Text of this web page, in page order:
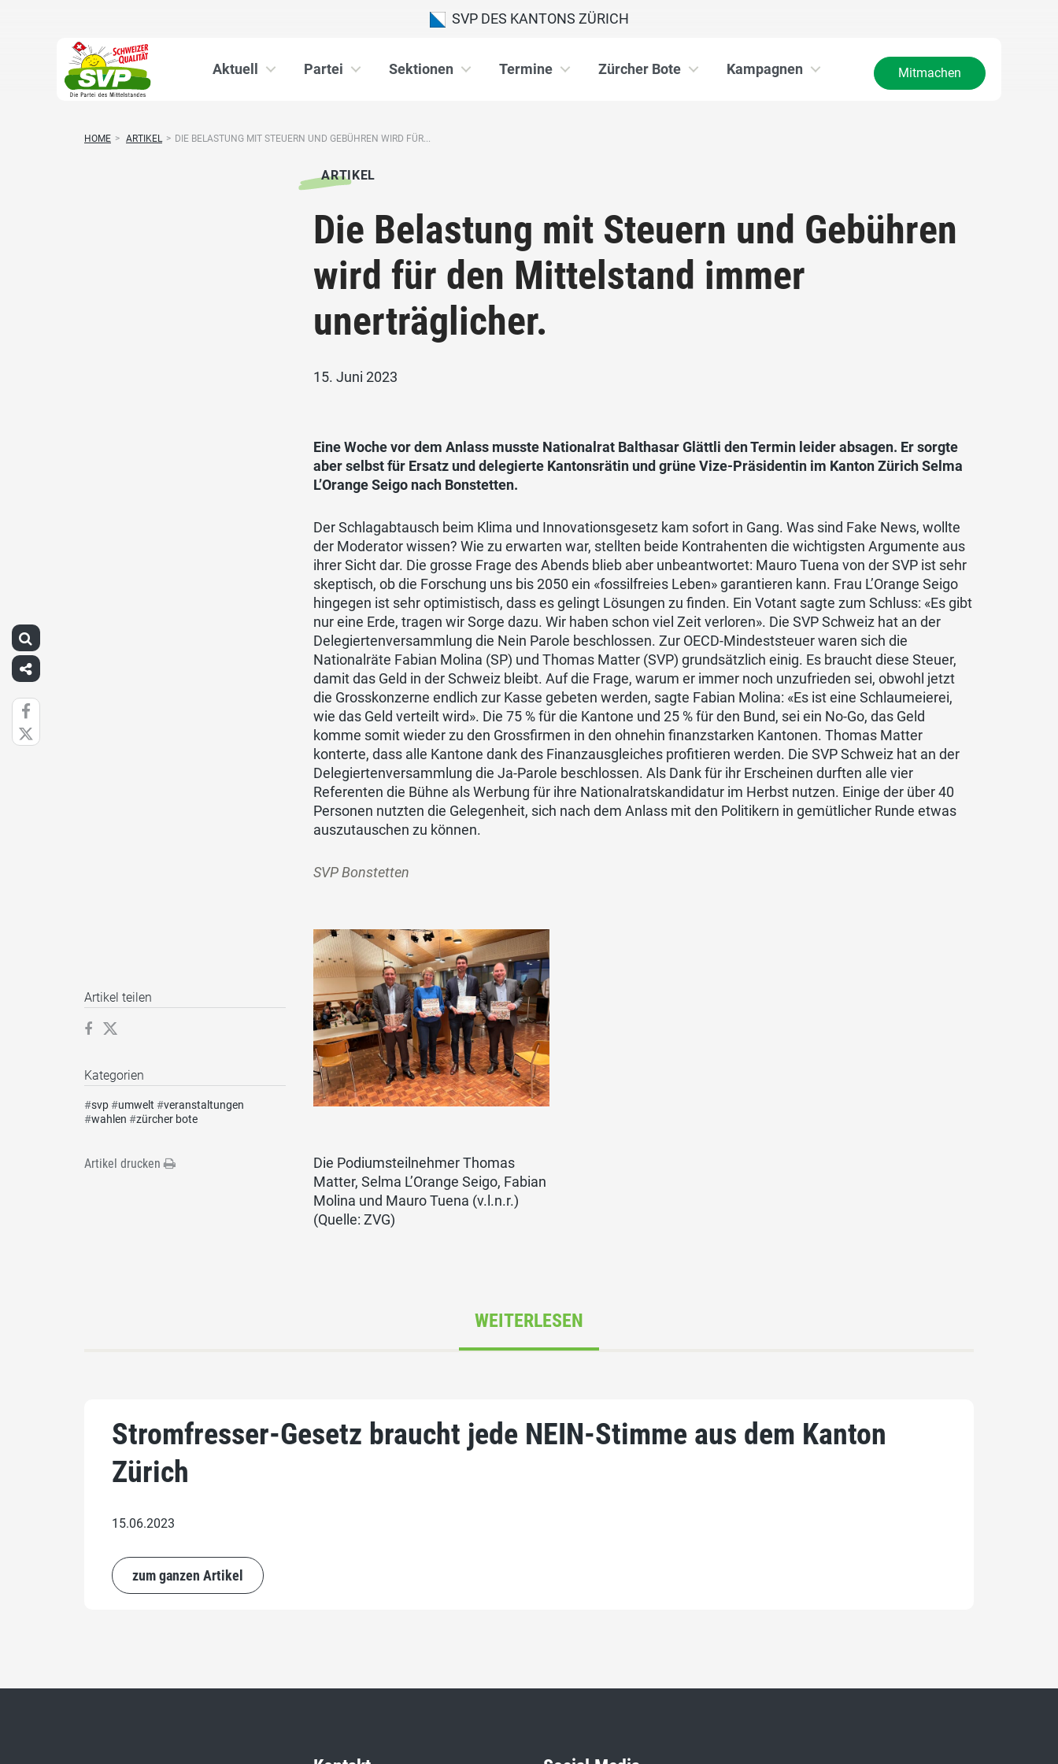
SVP DES KANTONS ZÜRICH
Aktuell Partei Sektionen Termine Zürcher Bote Kampagnen Mitmachen
HOME > ARTIKEL > DIE BELASTUNG MIT STEUERN UND GEBÜHREN WIRD FÜR...
ARTIKEL
Die Belastung mit Steuern und Gebühren
wird für den Mittelstand immer
unerträglicher.
15. Juni 2023
Eine Woche vor dem Anlass musste Nationalrat Balthasar Glättli den Termin leider absagen. Er sorgte
aber selbst für Ersatz und delegierte Kantonsrätin und grüne Vize-Präsidentin im Kanton Zürich Selma
L’Orange Seigo nach Bonstetten.
Der Schlagabtausch beim Klima und Innovationsgesetz kam sofort in Gang. Was sind Fake News, wollte
der Moderator wissen? Wie zu erwarten war, stellten beide Kontrahenten die wichtigsten Argumente aus
ihrer Sicht dar. Die grosse Frage des Abends blieb aber unbeantwortet: Mauro Tuena von der SVP ist sehr
skeptisch, ob die Forschung uns bis 2050 ein «fossilfreies Leben» garantieren kann. Frau L’Orange Seigo
hingegen ist sehr optimistisch, dass es gelingt Lösungen zu finden. Ein Votant sagte zum Schluss: «Es gibt
nur eine Erde, tragen wir Sorge dazu. Wir haben schon viel Zeit verloren». Die SVP Schweiz hat an der
Delegiertenversammlung die Nein Parole beschlossen. Zur OECD-Mindeststeuer waren sich die
Nationalräte Fabian Molina (SP) und Thomas Matter (SVP) grundsätzlich einig. Es braucht diese Steuer,
damit das Geld in der Schweiz bleibt. Auf die Frage, warum er immer noch unzufrieden sei, obwohl jetzt
die Grosskonzerne endlich zur Kasse gebeten werden, sagte Fabian Molina: «Es ist eine Schlaumeierei,
wie das Geld verteilt wird». Die 75 % für die Kantone und 25 % für den Bund, sei ein No-Go, das Geld
komme somit wieder zu den Grossfirmen in den ohnehin finanzstarken Kantonen. Thomas Matter
konterte, dass alle Kantone dank des Finanzausgleiches profitieren werden. Die SVP Schweiz hat an der
Delegiertenversammlung die Ja-Parole beschlossen. Als Dank für ihr Erscheinen durften alle vier
Referenten die Bühne als Werbung für ihre Nationalratskandidatur im Herbst nutzen. Einige der über 40
Personen nutzten die Gelegenheit, sich nach dem Anlass mit den Politikern in gemütlicher Runde etwas
auszutauschen zu können.
SVP Bonstetten
Die Podiumsteilnehmer Thomas
Matter, Selma L’Orange Seigo, Fabian
Molina und Mauro Tuena (v.l.n.r.)
(Quelle: ZVG)
Artikel teilen
Kategorien
#svp#umwelt #veranstaltungen
#wahlen #zürcher bote
Artikel drucken
WEITERLESEN
Stromfresser-Gesetz braucht jede NEIN-Stimme aus dem Kanton
Zürich
15.06.2023
zum ganzen Artikel